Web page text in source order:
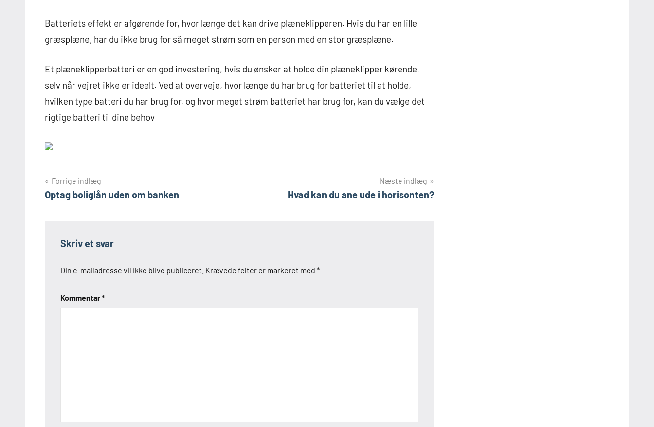
Batteriets effekt er afgørende for, hvor længe det kan drive plæneklipperen. Hvis du har en lille
græsplæne, har du ikke brug for så meget strøm som en person med en stor græsplæne.
Et plæneklipperbatteri er en god investering, hvis du ønsker at holde din plæneklipper kørende,
selv når vejret ikke er ideelt. Ved at overveje, hvor længe du har brug for batteriet til at holde,
hvilken type batteri du har brug for, og hvor meget strøm batteriet har brug for, kan du vælge det
rigtige batteri til dine behov
Indlægsnavigation
Forrige indlæg
Optag boliglån uden om banken
Næste indlæg
Hvad kan du ane ude i horisonten?
Skriv et svar
Din e-mailadresse vil ikke blive publiceret. Krævede felter er markeret med *
Kommentar*